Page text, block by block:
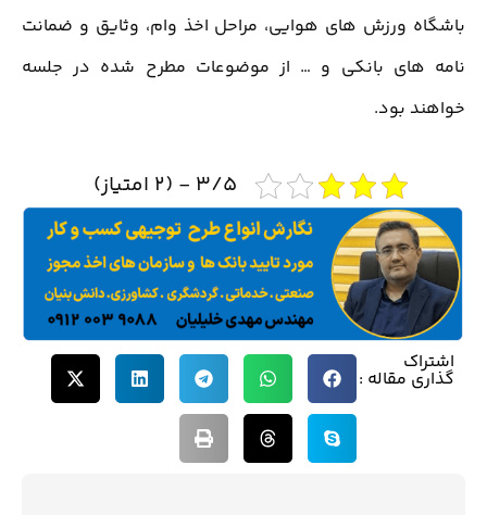
باشگاه ورزش های هوایی، مراحل اخذ وام، وثایق و ضمانت
نامه های بانکی و … از موضوعات مطرح شده در جلسه
خواهند بود.
3/5 - (2 امتیاز)
اشتراک
گذاری مقاله :